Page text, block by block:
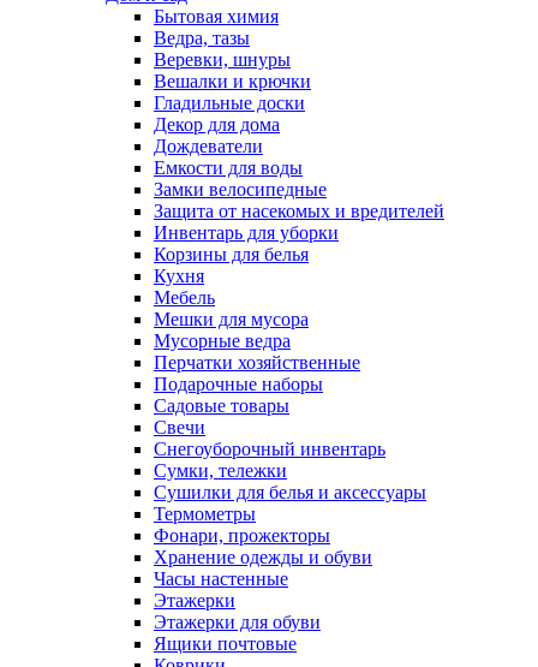
Бытовая химия
Ведра, тазы
Веревки, шнуры
Вешалки и крючки
Гладильные доски
Декор для дома
Дождеватели
Емкости для воды
Замки велосипедные
Защита от насекомых и вредителей
Инвентарь для уборки
Корзины для белья
Кухня
Мебель
Мешки для мусора
Мусорные ведра
Перчатки хозяйственные
Подарочные наборы
Садовые товары
Свечи
Снегоуборочный инвентарь
Сумки, тележки
Сушилки для белья и аксессуары
Термометры
Фонари, прожекторы
Хранение одежды и обуви
Часы настенные
Этажерки
Этажерки для обуви
Ящики почтовые